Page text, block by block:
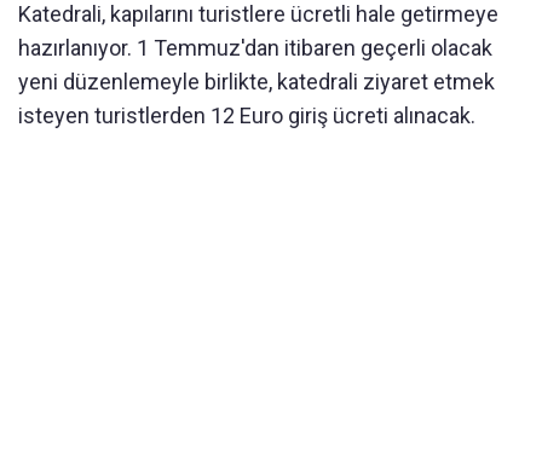
Katedrali, kapılarını turistlere ücretli hale getirmeye
hazırlanıyor. 1 Temmuz'dan itibaren geçerli olacak
yeni düzenlemeyle birlikte, katedrali ziyaret etmek
isteyen turistlerden 12 Euro giriş ücreti alınacak.